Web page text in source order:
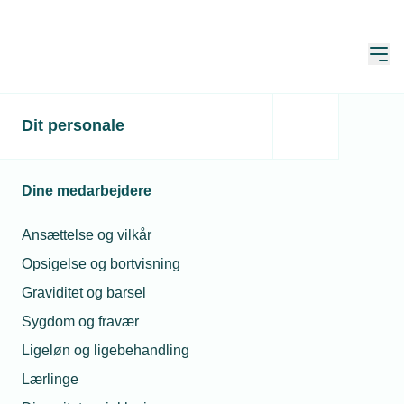
Dit personale
Dine medarbejdere
Ansættelse og vilkår
Opsigelse og bortvisning
Graviditet og barsel
Sygdom og fravær
Ligeløn og ligebehandling
Lærlinge
Om vores webinarer og
lederuddannelser
Opdateret: 19. maj 2026
- kvalifikationer giver øget indtjening!
omdrejningspunkt for branchens udvikling, og er en
vigtig investering i at sikre, at virksomheden også i